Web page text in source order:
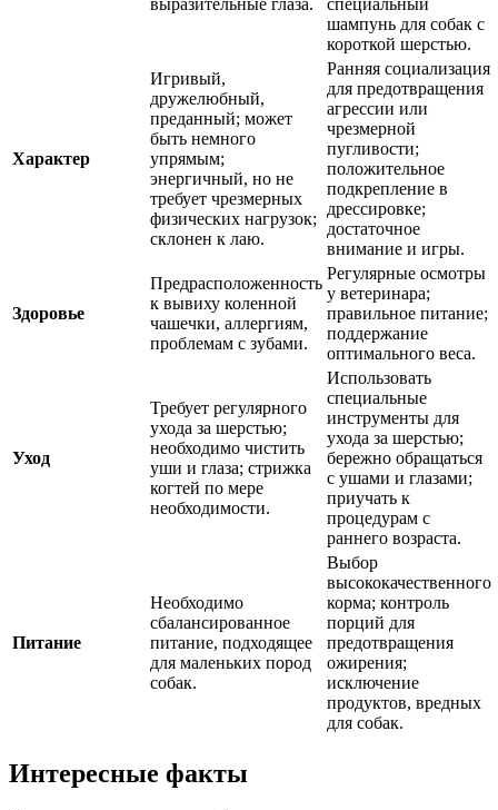
выразительные глаза.
специальный
шампунь для собак с
короткой шерстью.
Характер
Игривый,
дружелюбный,
преданный; может
быть немного
упрямым;
энергичный, но не
требует чрезмерных
физических нагрузок;
склонен к лаю.
Ранняя социализация
для предотвращения
агрессии или
чрезмерной
пугливости;
положительное
подкрепление в
дрессировке;
достаточное
внимание и игры.
Здоровье
Предрасположенность
к вывиху коленной
чашечки, аллергиям,
проблемам с зубами.
Регулярные осмотры
у ветеринара;
правильное питание;
поддержание
оптимального веса.
Уход
Требует регулярного
ухода за шерстью;
необходимо чистить
уши и глаза; стрижка
когтей по мере
необходимости.
Использовать
специальные
инструменты для
ухода за шерстью;
бережно обращаться
с ушами и глазами;
приучать к
процедурам с
раннего возраста.
Питание
Необходимо
сбалансированное
питание, подходящее
для маленьких пород
собак.
Выбор
высококачественного
корма; контроль
порций для
предотвращения
ожирения;
исключение
продуктов, вредных
для собак.
Интересные факты